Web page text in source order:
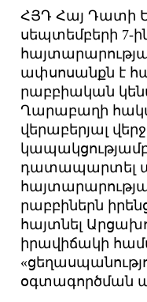
ՀՅԴ Հայ Դատի
սեպտեմբերի 7-
ափսոսանքն է
րաբբիական
Ղարաբաղի
վերաբերյալ
դատապարտել
րաբբիներն
հայտնել
իրավիճակի
օգտագործման